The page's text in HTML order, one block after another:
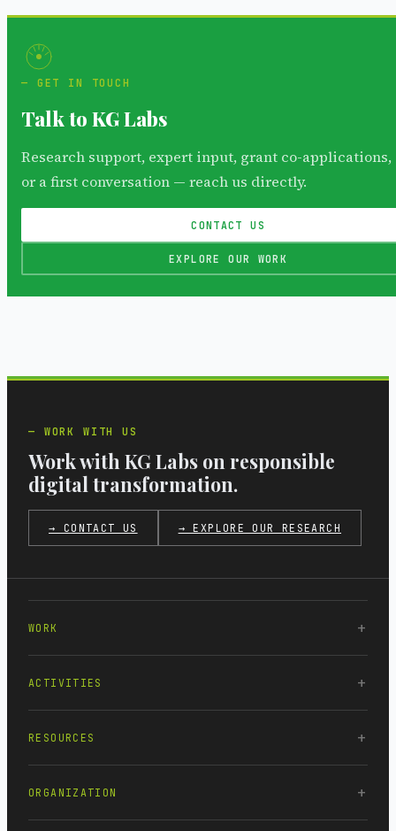
GET IN TOUCH
Talk to KG Labs
Research support, expert input, grant co-applications,
or a first conversation — reach us directly.
CONTACT US
EXPLORE OUR WORK
WORK WITH US
Work with KG Labs on responsible
digital transformation.
→ CONTACT US → EXPLORE OUR RESEARCH
WORK
ACTIVITIES
RESOURCES
ORGANIZATION